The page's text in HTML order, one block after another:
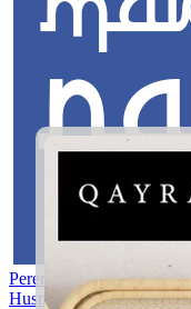
Perempuan Nama Pilihan
Husna
Mom's Club